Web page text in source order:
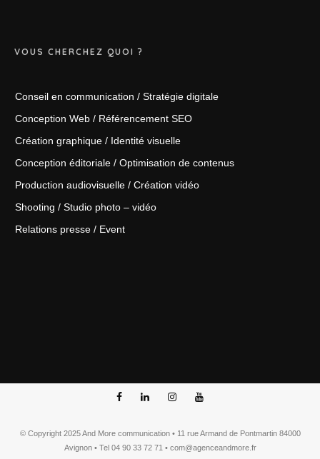
VOUS CHERCHEZ QUOI ?
Conseil en communication / Stratégie digitale
Conception Web / Référencement SEO
Création graphique / Identité visuelle
Conception éditoriale / Optimisation de contenus
Production audiovisuelle / Création vidéo
Shooting / Studio photo – vidéo
Relations presse / Event
© Copyright 2025 And More communication • 11 rue Armand de Pontmartin 84000
Avignon • Tel 04 90 33 72 71 • com@agenceandmore.fr